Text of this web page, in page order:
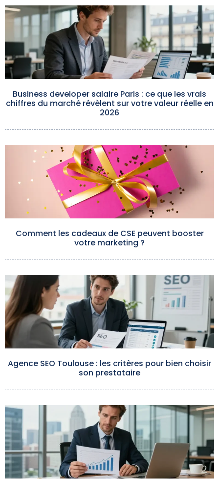
Business developer salaire Paris : ce que les vrais
chiffres du marché révèlent sur votre valeur réelle en
2026
Comment les cadeaux de CSE peuvent booster
votre marketing ?
Agence SEO Toulouse : les critères pour bien choisir
son prestataire